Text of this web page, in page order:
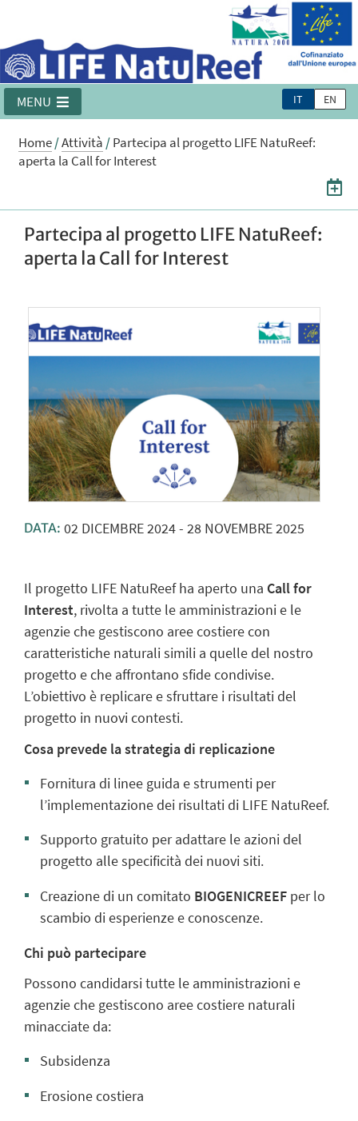
IT EN
MENU
Home/Attività /Partecipa al progetto LIFE NatuReef:
aperta la Call for Interest
Partecipa al progetto LIFE NatuReef:
aperta la Call for Interest
DATA: 02 DICEMBRE2024- 28 NOVEMBRE2025
Il progetto LIFE NatuReef ha aperto una Call for
Interest, rivolta a tutte le amministrazioni e le
agenzie che gestiscono aree costiere con
caratteristiche naturali simili a quelle del nostro
progetto e che affrontano sfide condivise.
L’obiettivo è replicare e sfruttare i risultati del
progetto in nuovi contesti.
Cosa prevede la strategia di replicazione
Fornitura di linee guida e strumenti per
l’implementazione dei risultati di LIFE NatuReef.
Supporto gratuito per adattare le azioni del
progetto alle specificità dei nuovi siti.
Creazione di un comitato BIOGENICREEF per lo
scambio di esperienze e conoscenze.
Chi può partecipare
Possono candidarsi tutte le amministrazioni e
agenzie che gestiscono aree costiere naturali
minacciate da:
Subsidenza
Erosione costiera